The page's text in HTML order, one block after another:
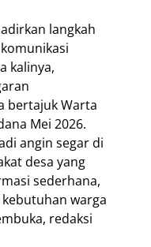
langkah
kalinya,
bertajuk Warta
Mei 2026.
angin segar di
desa yang
sederhana,
warga
redaksi